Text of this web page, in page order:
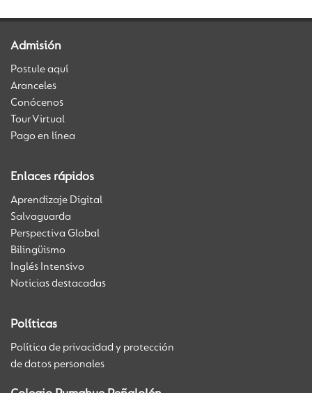
Admisión
Postule aquí
Aranceles
Conócenos
Tour Virtual
Pago en línea
Enlaces rápidos
Aprendizaje Digital
Salvaguarda
Perspectiva Global
Bilingüismo
Inglés Intensivo
Noticias destacadas
Políticas
Política de privacidad y protección
de datos personales